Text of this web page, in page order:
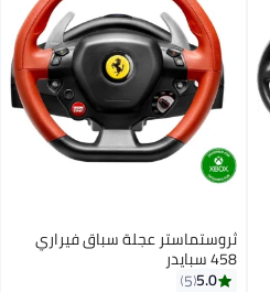
ثروستماستر عجلة سباق فيراري
458 سبايدر
5.0
5